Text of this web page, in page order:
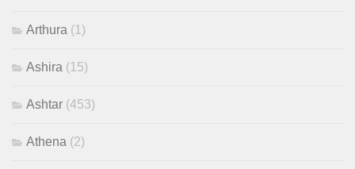
Arthura (1)
Ashira (15)
Ashtar (453)
Athena (2)